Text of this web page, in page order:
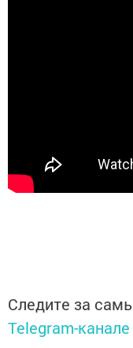
Следите за
Telegram-канале